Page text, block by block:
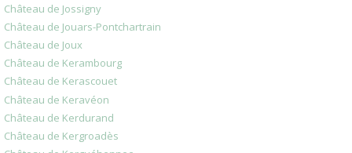
Château de Jossigny
Château de Jouars-Pontchartrain
Château de Joux
Château de Kerambourg
Château de Kerascouet
Château de Keravéon
Château de Kerdurand
Château de Kergroadès